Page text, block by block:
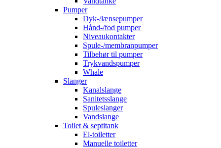
Pumper
Dyk-/lænsepumper
Hånd-/fod pumper
Niveaukontakter
Spule-/membranpumper
Tilbehør til pumper
Trykvandspumper
Whale
Slanger
Kanalslange
Sanitetsslange
Spuleslanger
Vandslange
Toilet & septitank
El-toiletter
Manuelle toiletter